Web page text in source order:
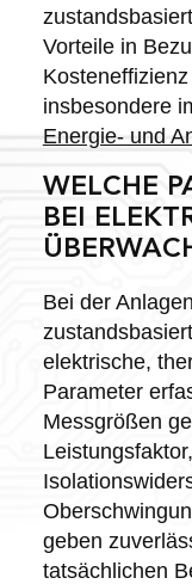
Vorteile in
insbesondere
Energie- und
WELCHE
BEI
Bei der
elektrische,
Parameter
Messgrößen
geben
tatsächlichen